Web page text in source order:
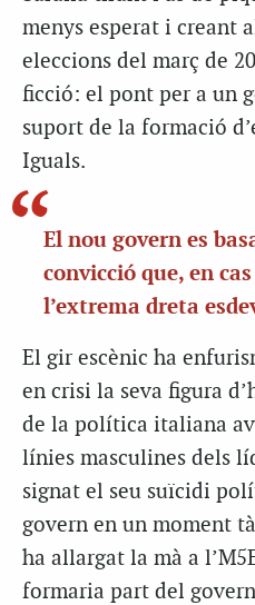
menys esperat i creant
eleccions del març de
ficció: el pont per a un
suport de la formació
Iguals.
El nou govern es
convicció que, en
l’extrema dreta
El gir escènic ha
en crisi la seva figura
de la política italiana
línies masculines dels
signat el seu suïcidi
govern en un moment
ha allargat la mà a
formaria part del